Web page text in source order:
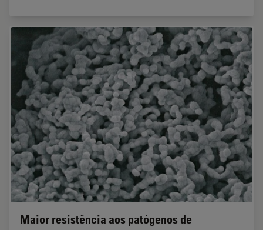
Maior resistência aos patógenos de